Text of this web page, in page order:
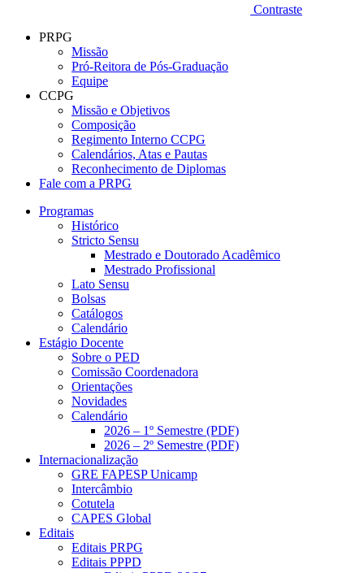
Contraste
PRPG
Missão
Pró-Reitora de Pós-Graduação
Equipe
CCPG
Missão e Objetivos
Composição
Regimento Interno CCPG
Calendários, Atas e Pautas
Reconhecimento de Diplomas
Fale com a PRPG
Programas
Histórico
Stricto Sensu
Mestrado e Doutorado Acadêmico
Mestrado Profissional
Lato Sensu
Bolsas
Catálogos
Calendário
Estágio Docente
Sobre o PED
Comissão Coordenadora
Orientações
Novidades
Calendário
2026 – 1º Semestre (PDF)
2026 – 2º Semestre (PDF)
Internacionalização
GRE FAPESP Unicamp
Intercâmbio
Cotutela
CAPES Global
Editais
Editais PRPG
Editais PPPD